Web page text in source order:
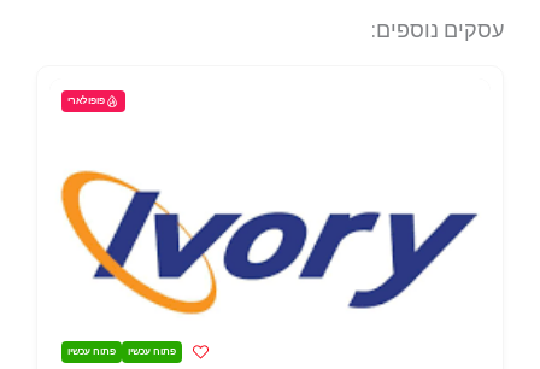
עסקים נוספים:
פופולארי
פתוח עכשיו פתוח עכשיו